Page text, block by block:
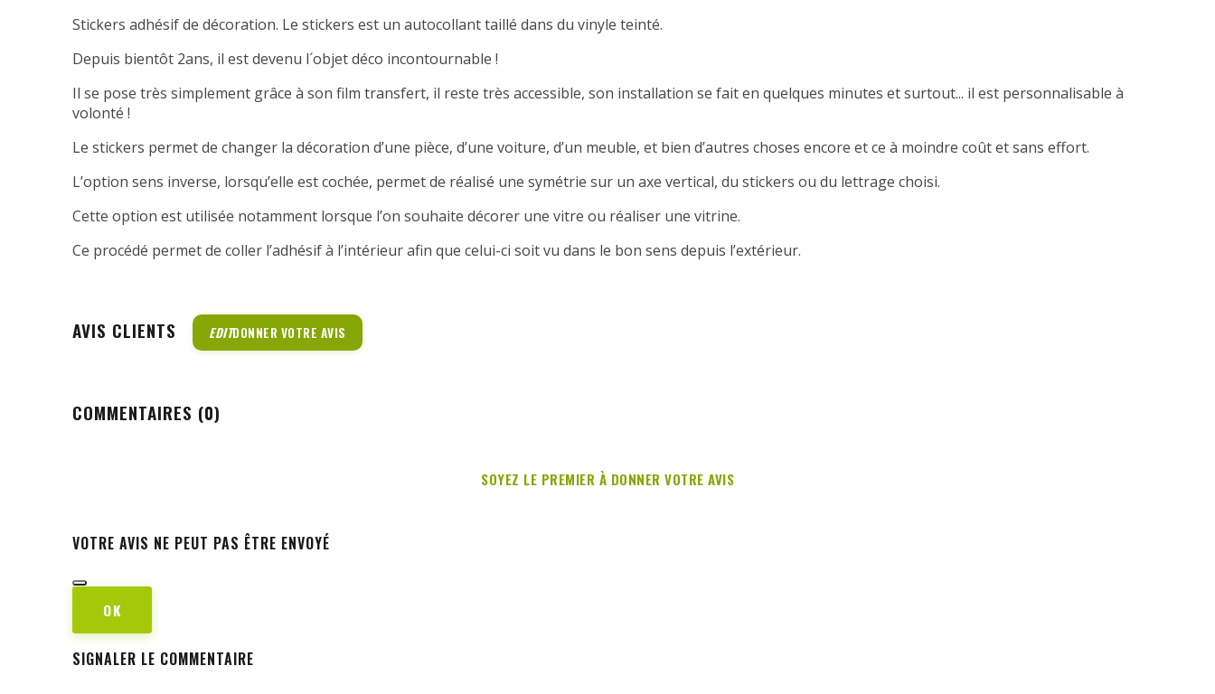
Stickers adhésif de décoration. Le stickers est un autocollant taillé dans du vinyle teinté.
Depuis bientôt 2ans, il est devenu l´objet déco incontournable !
Il se pose très simplement grâce à son film transfert, il reste très accessible, son installation se fait en quelques minutes et surtout... il est personnalisable à
volonté !
Le stickers permet de changer la décoration d’une pièce, d’une voiture, d’un meuble, et bien d’autres choses encore et ce à moindre coût et sans effort.
L’option sens inverse, lorsqu’elle est cochée, permet de réalisé une symétrie sur un axe vertical, du stickers ou du lettrage choisi.
Cette option est utilisée notamment lorsque l’on souhaite décorer une vitre ou réaliser une vitrine.
Ce procédé permet de coller l’adhésif à l’intérieur afin que celui-ci soit vu dans le bon sens depuis l’extérieur.
AVIS CLIENTS EDITDONNER VOTRE AVIS
COMMENTAIRES (0)
SOYEZ LE PREMIER À DONNER VOTRE AVIS
VOTRE AVIS NE PEUT PAS ÊTRE ENVOYÉ
OK
SIGNALER LE COMMENTAIRE